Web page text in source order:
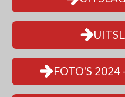
FOTO'S 2024